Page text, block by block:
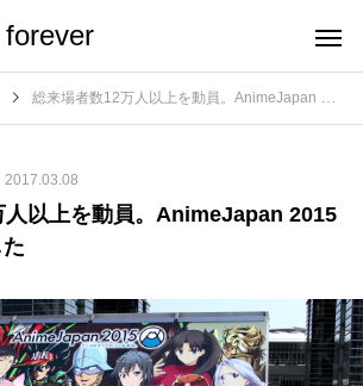
総来場者数12万人以上を動員。AnimeJapan 2015に行ってきました
2017.03.08
人以上を動員。AnimeJapan 2015